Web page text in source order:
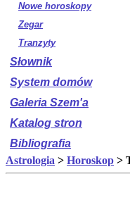
Nowe horoskopy
Zegar
Tranzyty
Słownik
System domów
Galeria Szem'a
Katalog stron
Bibliografia
Astrologia > Horoskop >